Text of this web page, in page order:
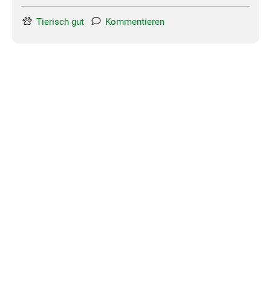
Tierisch gut Kommentieren